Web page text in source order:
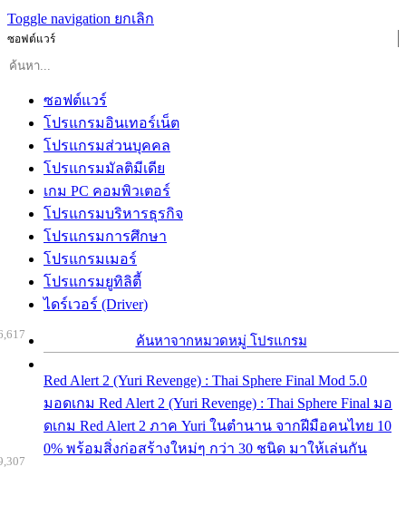
Toggle navigation ยกเลิก
ซอฟต์แวร์
ซอฟต์แวร์
โปรแกรมอินเทอร์เน็ต
โปรแกรมส่วนบุคคล
โปรแกรมมัลติมีเดีย
เกม PC คอมพิวเตอร์
โปรแกรมบริหารธุรกิจ
โปรแกรมการศึกษา
โปรแกรมเมอร์
โปรแกรมยูทิลิตี้
ไดร์เวอร์ (Driver)
ค้นหาจากหมวดหมู่ โปรแกรม
Red Alert 2 (Yuri Revenge) : Thai Sphere Final Mod 5.0
มอดเกม Red Alert 2 (Yuri Revenge) : Thai Sphere Final มอ
ดเกม Red Alert 2 ภาค Yuri ในตำนาน จากฝีมือคนไทย 10
0% พร้อมสิ่งก่อสร้างใหม่ๆ กว่า 30 ชนิด มาให้เล่นกัน